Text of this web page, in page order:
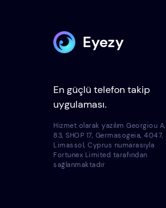
Eyezy
En güçlü telefon takip
uygulaması.
Hizmet olarak yazılım Georgiou A,
83, SHOP 17, Germasogeia, 4047,
Limassol, Cyprus numarasıyla
Fortunex Limited tarafından
sağlanmaktadır